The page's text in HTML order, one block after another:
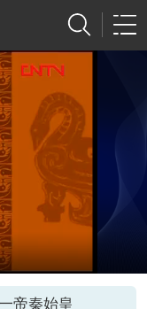
帝秦始皇